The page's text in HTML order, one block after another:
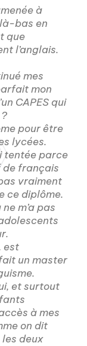
à
bas en
que
l’anglais.
mes
mon
CAPES qui
pour être
lycées.
tentée parce
de français
vraiment
ce diplôme.
m’a pas
est
un master
et surtout
à mes
on dit
les deux